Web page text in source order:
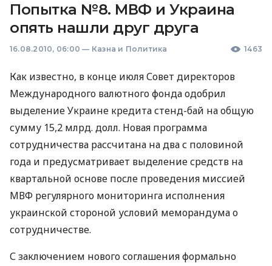
Попытка №8. МВФ и Украина
опять нашли друг друга
16.08.2010, 06:00 — Казна и Политика 1463
Как известно, в конце июля Совет директоров
Международного валютного фонда одобрил
выделение Украине кредита стенд-бай на общую
сумму 15,2 млрд. долл. Новая программа
сотрудничества рассчитана на два с половиной
года и предусматривает выделение средств на
квартальной основе после проведения миссией
МВФ регулярного мониторинга исполнения
украинской стороной условий меморандума о
сотрудничестве.
С заключением нового соглашения формально